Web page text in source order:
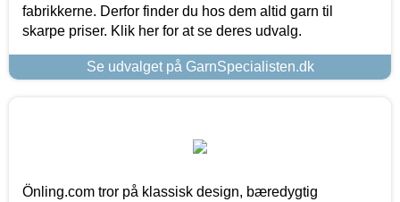
fabrikkerne. Derfor finder du hos dem altid garn til
skarpe priser. Klik her for at se deres udvalg.
Se udvalget på GarnSpecialisten.dk
Önling.com tror på klassisk design, bæredygtig